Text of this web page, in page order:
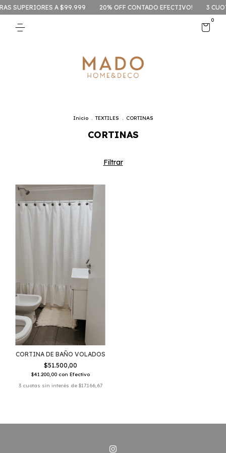
SUPERIORES A $99.999 20% OFF CONTADO EFECTIVO! 3
0
Inicio . TEXTILES . CORTINAS
CORTINAS
Filtrar
CORTINA DE BAÑO VOLADOS
$51.500,00
$41.200,00 con Efectivo
3 cuotas sin interés de $17.166,67